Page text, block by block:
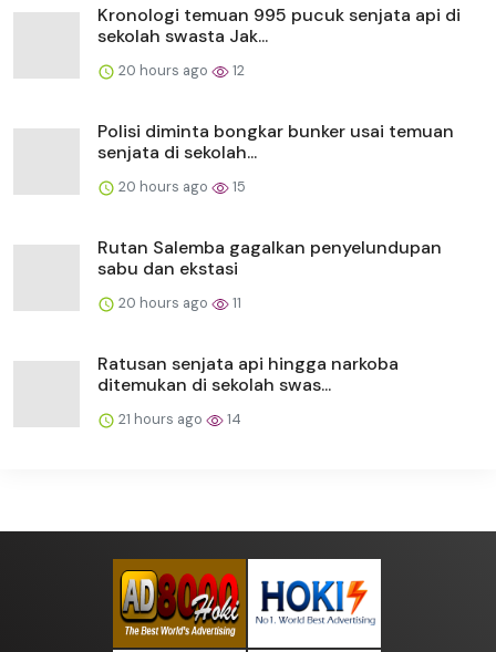
Kronologi temuan 995 pucuk senjata api di
sekolah swasta Jak...
20 hours ago 12
Polisi diminta bongkar bunker usai temuan
senjata di sekolah...
20 hours ago 15
Rutan Salemba gagalkan penyelundupan
sabu dan ekstasi
20 hours ago 11
Ratusan senjata api hingga narkoba
ditemukan di sekolah swas...
21 hours ago 14